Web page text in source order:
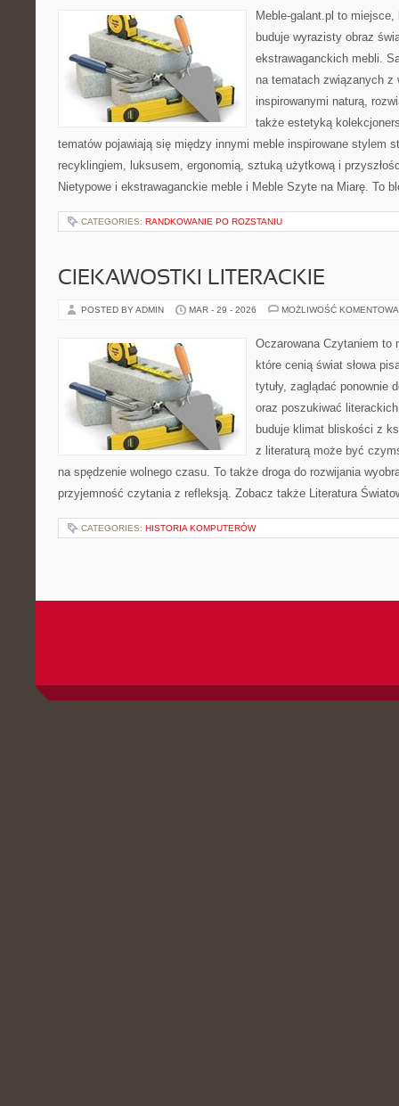
Meble-galant.pl to
buduje wyrazisty obraz
ekstrawaganckich mebli.
na tematach związanych z
inspirowanymi naturą,
także estetyką
tematów pojawiają się między innymi meble inspirowane stylem
recyklingiem, luksusem, ergonomią, sztuką użytkową i
Nietypowe i ekstrawaganckie meble i Meble Szyte na Miarę. To
CATEGORIES: RANDKOWANIE PO ROZSTANIU
CIEKAWOSTKI LITERACKIE
POSTED BY ADMIN MAR - 29 - 2026 MOŻLIWOŚĆ
Oczarowana Czytaniem to
które cenią świat słowa
tytuły, zaglądać ponownie
oraz poszukiwać
buduje klimat bliskości z
z literaturą może być
na spędzenie wolnego czasu. To także droga do rozwijania
przyjemność czytania z refleksją. Zobacz także Literatura
CATEGORIES: HISTORIA KOMPUTERÓW